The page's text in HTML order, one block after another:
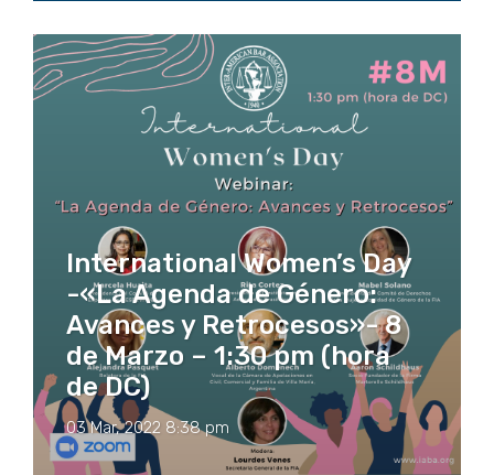
International Women’s Day
-«La Agenda de Género:
Avances y Retrocesos»- 8
de Marzo – 1:30 pm (hora
de DC)
03 Mar, 2022 8:38 pm